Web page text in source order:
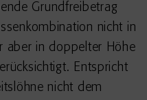
Grundfreibetrag
nicht in
aber in doppelter Höhe
Entspricht
nicht dem